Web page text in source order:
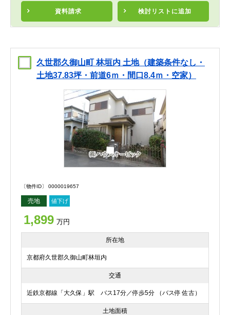
資料請求 検討リスト に追加
久世郡久御山町 林垣内 土地（建築条件なし・
土地37.83坪・前道6ｍ・間口8.4ｍ・空家）
〔物件ID〕 0000019657
売地 値下げ
1,899 万円
所在地
京都府久世郡久御山町林垣内
交通
近鉄京都線「大久保」駅 バス17分／停歩5分 （バス停 佐古）
土地面積